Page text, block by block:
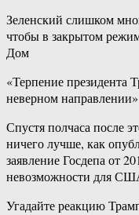
Зеленский слишком
чтобы в закрытом
Дом
«Терпение президента
неверном направлении»
Спустя полчаса после
ничего лучше, как
заявление Госдепа от
невозможности для
Угадайте реакцию